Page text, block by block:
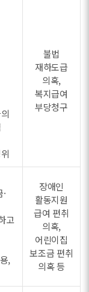
불법
재하도급
의혹,
복지급여
부당청구
고
,
장애인
활동지원
급여 편취
의혹,
어린이집
보조금 편취
의혹 등